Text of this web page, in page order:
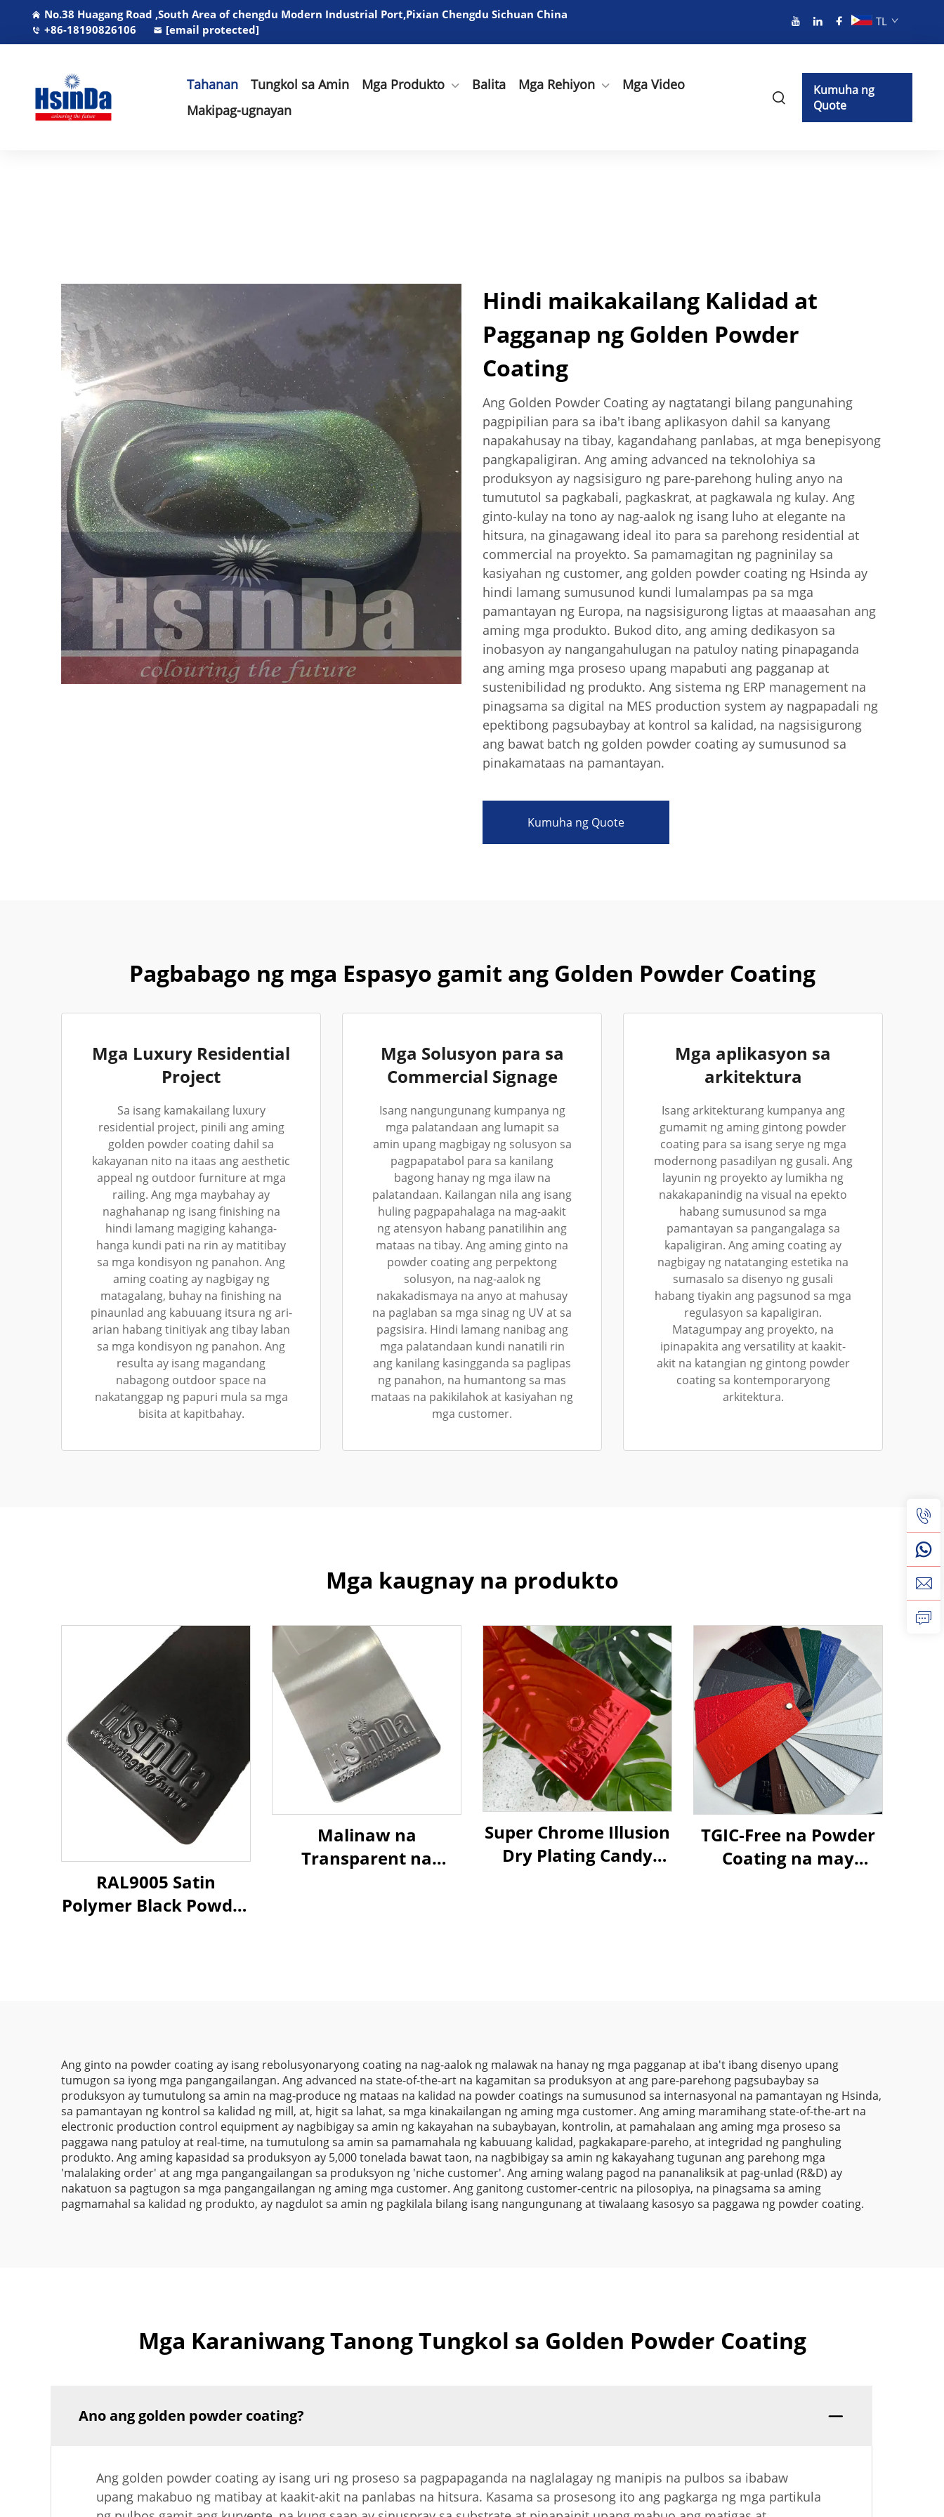
No.38 Huagang Road ,South Area of chengdu Modern Industrial Port,Pixian Chengdu Sichuan China
+86-18190826106
[email protected]
TL
Tahanan Tungkol sa Amin Mga Produkto Balita Mga Rehiyon
Mga Video
Makipag-ugnayan
Kumuha ng
Quote
Hindi maikakailang Kalidad at
Pagganap ng Golden Powder
Coating
Ang Golden Powder Coating ay nagtatangi bilang pangunahing
pagpipilian para sa iba't ibang aplikasyon dahil sa kanyang
napakahusay na tibay, kagandahang panlabas, at mga benepisyong
pangkapaligiran. Ang aming advanced na teknolohiya sa
produksyon ay nagsisiguro ng pare-parehong huling anyo na
tumututol sa pagkabali, pagkaskrat, at pagkawala ng kulay. Ang
ginto-kulay na tono ay nag-aalok ng isang luho at elegante na
hitsura, na ginagawang ideal ito para sa parehong residential at
commercial na proyekto. Sa pamamagitan ng pagninilay sa
kasiyahan ng customer, ang golden powder coating ng Hsinda ay
hindi lamang sumusunod kundi lumalampas pa sa mga
pamantayan ng Europa, na nagsisigurong ligtas at maaasahan ang
aming mga produkto. Bukod dito, ang aming dedikasyon sa
inobasyon ay nangangahulugan na patuloy nating pinapaganda
ang aming mga proseso upang mapabuti ang pagganap at
sustenibilidad ng produkto. Ang sistema ng ERP management na
pinagsama sa digital na MES production system ay nagpapadali ng
epektibong pagsubaybay at kontrol sa kalidad, na nagsisigurong
ang bawat batch ng golden powder coating ay sumusunod sa
pinakamataas na pamantayan.
Kumuha ng Quote
Pagbabago ng mga Espasyo gamit ang Golden Powder Coating
Mga Luxury Residential
Project
Sa isang kamakailang luxury
residential project, pinili ang aming
golden powder coating dahil sa
kakayanan nito na itaas ang aesthetic
appeal ng outdoor furniture at mga
railing. Ang mga maybahay ay
naghahanap ng isang finishing na
hindi lamang magiging kahanga-
hanga kundi pati na rin ay matitibay
sa mga kondisyon ng panahon. Ang
aming coating ay nagbigay ng
matagalang, buhay na finishing na
pinaunlad ang kabuuang itsura ng ari-
arian habang tinitiyak ang tibay laban
sa mga kondisyon ng panahon. Ang
resulta ay isang magandang
nabagong outdoor space na
nakatanggap ng papuri mula sa mga
bisita at kapitbahay.
Mga Solusyon para sa
Commercial Signage
Isang nangungunang kumpanya ng
mga palatandaan ang lumapit sa
amin upang magbigay ng solusyon sa
pagpapatabol para sa kanilang
bagong hanay ng mga ilaw na
palatandaan. Kailangan nila ang isang
huling pagpapahalaga na mag-aakit
ng atensyon habang panatilihin ang
mataas na tibay. Ang aming ginto na
powder coating ang perpektong
solusyon, na nag-aalok ng
nakakadismaya na anyo at mahusay
na paglaban sa mga sinag ng UV at sa
pagsisira. Hindi lamang nanibag ang
mga palatandaan kundi nanatili rin
ang kanilang kasingganda sa paglipas
ng panahon, na humantong sa mas
mataas na pakikilahok at kasiyahan ng
mga customer.
Mga aplikasyon sa
arkitektura
Isang arkitekturang kumpanya ang
gumamit ng aming gintong powder
coating para sa isang serye ng mga
modernong pasadilyan ng gusali. Ang
layunin ng proyekto ay lumikha ng
nakakapanindig na visual na epekto
habang sumusunod sa mga
pamantayan sa pangangalaga sa
kapaligiran. Ang aming coating ay
nagbigay ng natatanging estetika na
sumasalo sa disenyo ng gusali
habang tiyakin ang pagsunod sa mga
regulasyon sa kapaligiran.
Matagumpay ang proyekto, na
ipinapakita ang versatility at kaakit-
akit na katangian ng gintong powder
coating sa kontemporaryong
arkitektura.
Mga kaugnay na produkto
RAL9005 Satin
Polymer Black Powder
Malinaw na
Transparent na
Super Chrome Illusion
Dry Plating Candy
TGIC-Free na Powder
Coating na may
Ang ginto na powder coating ay isang rebolusyonaryong coating na nag-aalok ng malawak na hanay ng mga pagganap at iba't ibang disenyo upang
tumugon sa iyong mga pangangailangan. Ang advanced na state-of-the-art na kagamitan sa produksyon at ang pare-parehong pagsubaybay sa
produksyon ay tumutulong sa amin na mag-produce ng mataas na kalidad na powder coatings na sumusunod sa internasyonal na pamantayan ng Hsinda,
sa pamantayan ng kontrol sa kalidad ng mill, at, higit sa lahat, sa mga kinakailangan ng aming mga customer. Ang aming maramihang state-of-the-art na
electronic production control equipment ay nagbibigay sa amin ng kakayahan na subaybayan, kontrolin, at pamahalaan ang aming mga proseso sa
paggawa nang patuloy at real-time, na tumutulong sa amin sa pamamahala ng kabuuang kalidad, pagkakapare-pareho, at integridad ng panghuling
produkto. Ang aming kapasidad sa produksyon ay 5,000 tonelada bawat taon, na nagbibigay sa amin ng kakayahang tugunan ang parehong mga
'malalaking order' at ang mga pangangailangan sa produksyon ng 'niche customer'. Ang aming walang pagod na pananaliksik at pag-unlad (R&D) ay
nakatuon sa pagtugon sa mga pangangailangan ng aming mga customer. Ang ganitong customer-centric na pilosopiya, na pinagsama sa aming
pagmamahal sa kalidad ng produkto, ay nagdulot sa amin ng pagkilala bilang isang nangungunang at tiwalaang kasosyo sa paggawa ng powder coating.
Mga Karaniwang Tanong Tungkol sa Golden Powder Coating
Ano ang golden powder coating?
Ang golden powder coating ay isang uri ng proseso sa pagpapaganda na naglalagay ng manipis na pulbos sa ibabaw
upang makabuo ng matibay at kaakit-akit na panlabas na hitsura. Kasama sa prosesong ito ang pagkarga ng mga partikula